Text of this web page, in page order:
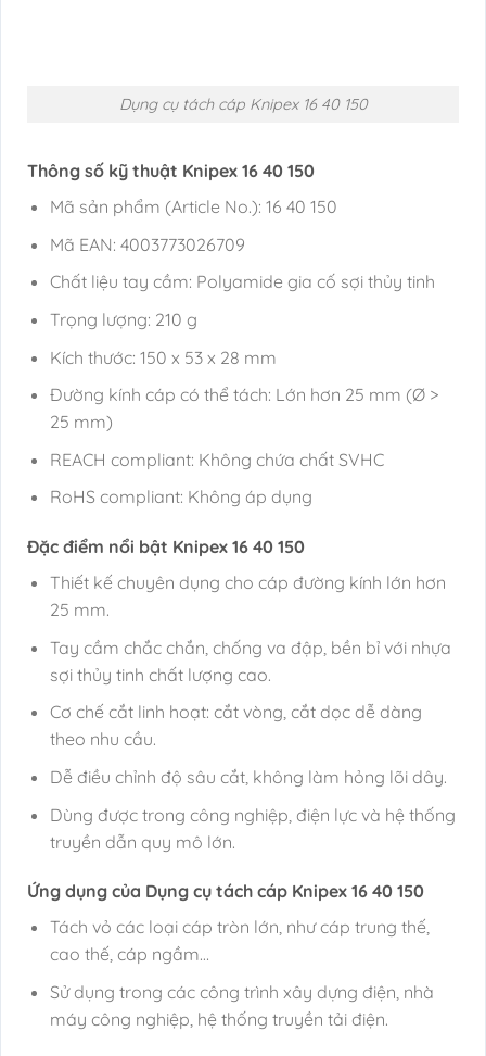
Dụng cụ tách cáp Knipex 16 40 150
Thông số kỹ thuật Knipex 16 40 150
Mã sản phẩm (Article No.): 16 40 150
Mã EAN: 4003773026709
Chất liệu tay cầm: Polyamide gia cố sợi thủy tinh
Trọng lượng: 210 g
Kích thước: 150 x 53 x 28 mm
Đường kính cáp có thể tách: Lớn hơn 25 mm (Ø >
25 mm)
REACH compliant: Không chứa chất SVHC
RoHS compliant: Không áp dụng
Đặc điểm nổi bật Knipex 16 40 150
Thiết kế chuyên dụng cho cáp đường kính lớn hơn
25 mm.
Tay cầm chắc chắn, chống va đập, bền bỉ với nhựa
sợi thủy tinh chất lượng cao.
Cơ chế cắt linh hoạt: cắt vòng, cắt dọc dễ dàng
theo nhu cầu.
Dễ điều chỉnh độ sâu cắt, không làm hỏng lõi dây.
Dùng được trong công nghiệp, điện lực và hệ thống
truyền dẫn quy mô lớn.
Ứng dụng của Dụng cụ tách cáp Knipex 16 40 150
Tách vỏ các loại cáp tròn lớn, như cáp trung thế,
cao thế, cáp ngầm…
Sử dụng trong các công trình xây dựng điện, nhà
máy công nghiệp, hệ thống truyền tải điện.